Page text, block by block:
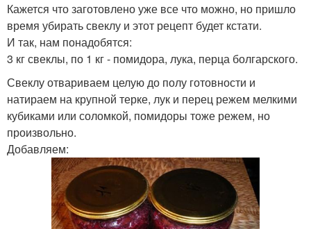
Кажется что заготовлено уже все что можно, но пришло
время убирать свеклу и этот рецепт будет кстати.
И так, нам понадобятся:
3 кг свеклы, по 1 кг - помидора, лука, перца болгарского.
Свеклу отвариваем целую до полу готовности и
натираем на крупной терке, лук и перец режем мелкими
кубиками или соломкой, помидоры тоже режем, но
произвольно.
Добавляем: